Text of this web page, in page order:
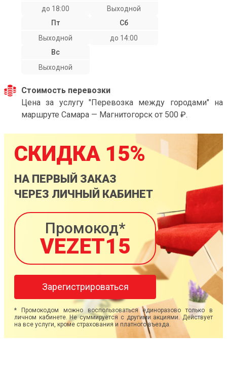
до 18:00
Выходной
Пт
Выходной
Сб
до 14:00
Вс
Выходной
Стоимость перевозки
Цена за услугу "Перевозка между городами" на
маршруте Самара — Магнитогорск от 500 ₽.
СКИДКА 15%
НА ПЕРВЫЙ ЗАКАЗ
ЧЕРЕЗ ЛИЧНЫЙ КАБИНЕТ
Промокод*
VEZET15
Зарегистрироваться
* Промокодом можно воспользоваться единоразово только в
личном кабинете. Не суммируется с другими акциями. Действует
на все услуги, кроме страхования и платного въезда.